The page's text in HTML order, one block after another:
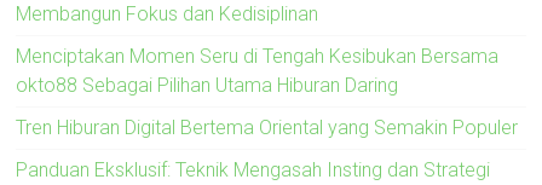
Membangun Fokus dan Kedisiplinan
Menciptakan Momen Seru di Tengah Kesibukan Bersama
okto88 Sebagai Pilihan Utama Hiburan Daring
Tren Hiburan Digital Bertema Oriental yang Semakin Populer
Panduan Eksklusif: Teknik Mengasah Insting dan Strategi